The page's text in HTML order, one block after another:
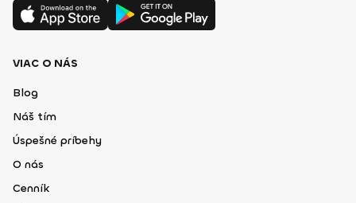
VIAC O NÁS
Blog
Náš tím
Úspešné príbehy
O nás
Cenník